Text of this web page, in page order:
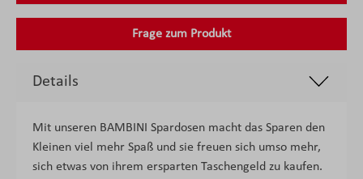
Frage zum Produkt
Details
Mit unseren BAMBINI Spardosen macht das Sparen den
Kleinen viel mehr Spaß und sie freuen sich umso mehr,
sich etwas von ihrem ersparten Taschengeld zu kaufen.